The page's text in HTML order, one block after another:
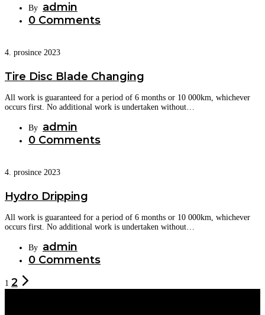
By admin
0 Comments
4. prosince 2023
Tire Disc Blade Changing
All work is guaranteed for a period of 6 months or 10 000km, whichever
occurs first. No additional work is undertaken without…
By admin
0 Comments
4. prosince 2023
Hydro Dripping
All work is guaranteed for a period of 6 months or 10 000km, whichever
occurs first. No additional work is undertaken without…
By admin
0 Comments
1 2